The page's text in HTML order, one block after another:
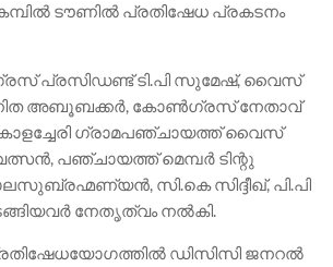
ടൗണിൽ പ്രതിഷേധ പ്രകടനം
പ്രസിഡണ്ട് ടി.പി സുമേഷ്, വൈസ്
അബൂബക്കർ, കോൺഗ്രസ് നേതാവ്
ഗ്രാമപഞ്ചായത്ത് വൈസ്
പഞ്ചായത്ത് മെമ്പർ ടിന്റു
സി.കെ സിദ്ദീഖ്, പി.പി
നേതൃത്വം നൽകി.
ഡിസിസി ജനറൽ